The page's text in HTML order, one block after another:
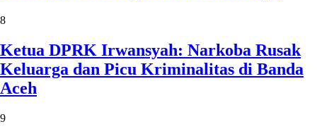
8
Ketua DPRK Irwansyah: Narkoba Rusak
Keluarga dan Picu Kriminalitas di Banda
Aceh
9